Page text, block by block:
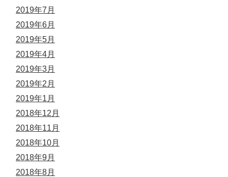
2019年7月
2019年6月
2019年5月
2019年4月
2019年3月
2019年2月
2019年1月
2018年12月
2018年11月
2018年10月
2018年9月
2018年8月